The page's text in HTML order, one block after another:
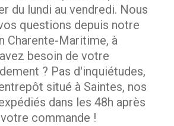
du lundi au vendredi. Nous
questions depuis notre
Charente-Maritime, à
besoin de votre
? Pas d'inquiétudes,
situé à Saintes, nos
dans les 48h après
commande !